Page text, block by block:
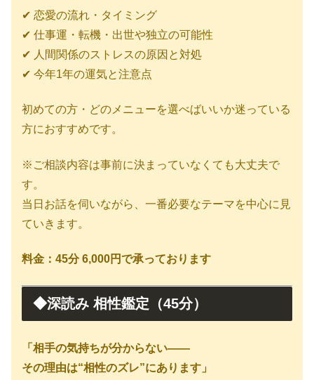
✔ 恋愛の流れ・タイミング
✔ 仕事運・転機・出世や独立の可能性
✔ 人間関係のストレスの原因と対処
✔ 今年1年の運気と注意点
初めての方・どのメニューを選べばいいか迷っている
方におすすめです。
※ご相談内容は事前に決まっていなくても大丈夫で
す。
当日お話を伺いながら、一番必要なテーマを中心に見
ていきます。
料金：45分 6,000円で承っております
◆深読み 相性鑑定（45分）
「相手の気持ちが分からない——
その理由は“相性のズレ”にあります」